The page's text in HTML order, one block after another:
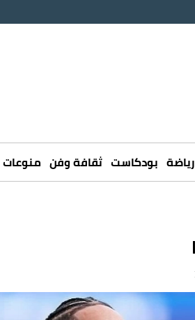
رياضة بودكاست ثقافة وفن منوعات